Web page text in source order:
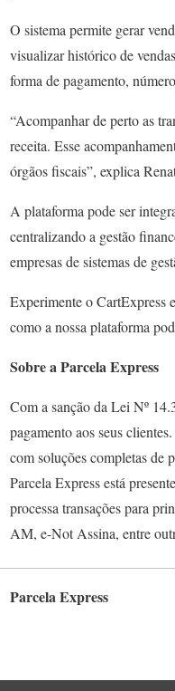
O sistema permite gerar
visualizar histórico de
forma de pagamento,
“Acompanhar de perto as
receita. Esse
órgãos fiscais”, explica
A plataforma pode ser
centralizando a gestão
empresas de sistemas de
Experimente o CartExpress
como a nossa plataforma
Sobre a Parcela Express
Com a sanção da Lei Nº
pagamento aos seus
com soluções completas de
Parcela Express está
processa transações para
AM, e-Not Assina, entre
Parcela Express